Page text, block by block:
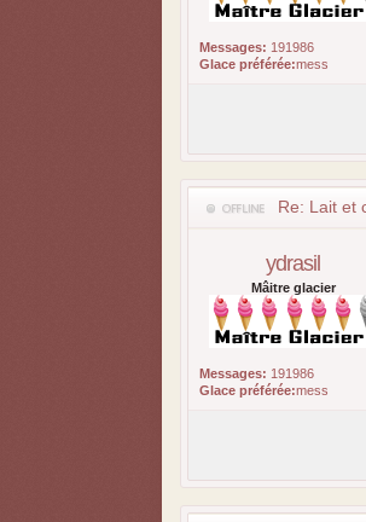
Messages: 191986
Glace préférée:mess
Re: Lait et
ydrasil
Mâitre glacier
Messages: 191986
Glace préférée:mess